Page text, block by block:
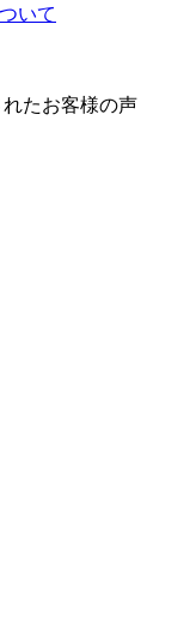
いて
れたお客様の声